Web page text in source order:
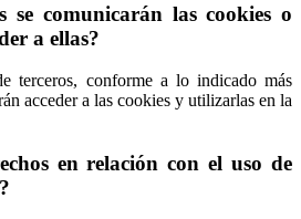
se comunicarán las cookies o
a ellas?
terceros, conforme a lo indicado más
acceder a las cookies y utilizarlas en la
en relación con el uso de